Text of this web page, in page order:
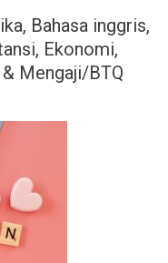
Bahasa inggris,
Ekonomi,
Mengaji/BTQ